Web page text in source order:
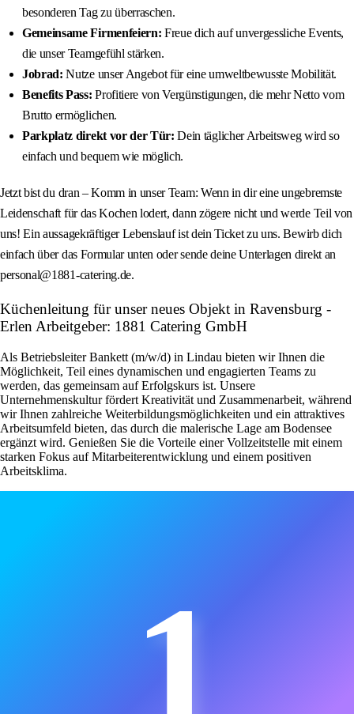
besonderen Tag zu überraschen.
Gemeinsame Firmenfeiern: Freue dich auf unvergessliche Events,
die unser Teamgefühl stärken.
Jobrad: Nutze unser Angebot für eine umweltbewusste Mobilität.
Benefits Pass: Profitiere von Vergünstigungen, die mehr Netto vom
Brutto ermöglichen.
Parkplatz direkt vor der Tür: Dein täglicher Arbeitsweg wird so
einfach und bequem wie möglich.
Jetzt bist du dran – Komm in unser Team: Wenn in dir eine ungebremste
Leidenschaft für das Kochen lodert, dann zögere nicht und werde Teil von
uns! Ein aussagekräftiger Lebenslauf ist dein Ticket zu uns. Bewirb dich
einfach über das Formular unten oder sende deine Unterlagen direkt an
personal@1881-catering.de.
Küchenleitung für unser neues Objekt in Ravensburg -
Erlen Arbeitgeber: 1881 Catering GmbH
Als Betriebsleiter Bankett (m/w/d) in Lindau bieten wir Ihnen die
Möglichkeit, Teil eines dynamischen und engagierten Teams zu
werden, das gemeinsam auf Erfolgskurs ist. Unsere
Unternehmenskultur fördert Kreativität und Zusammenarbeit, während
wir Ihnen zahlreiche Weiterbildungsmöglichkeiten und ein attraktives
Arbeitsumfeld bieten, das durch die malerische Lage am Bodensee
ergänzt wird. Genießen Sie die Vorteile einer Vollzeitstelle mit einem
starken Fokus auf Mitarbeiterentwicklung und einem positiven
Arbeitsklima.
1